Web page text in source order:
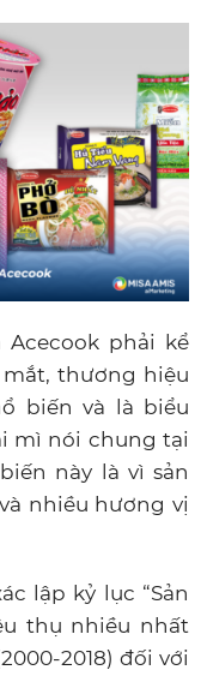
phải kể
thương hiệu
biến và là biểu
mì nói chung tại
này là vì sản
nhiều hương vị
lập kỷ lục “Sản
thụ nhiều nhất
2018) đối với